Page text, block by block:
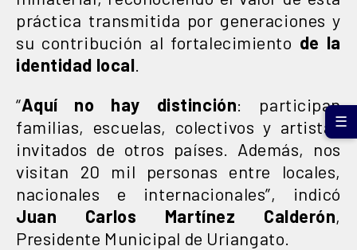
práctica transmitida por generaciones y
su contribución al fortalecimiento de la
identidad local.
“Aquí no hay distinción: participan
familias, escuelas, colectivos y artistas
invitados de otros países. Además, nos
visitan 20 mil personas entre locales,
nacionales e internacionales”, indicó
Juan Carlos Martínez Calderón,
Presidente Municipal de Uriangato.
☰